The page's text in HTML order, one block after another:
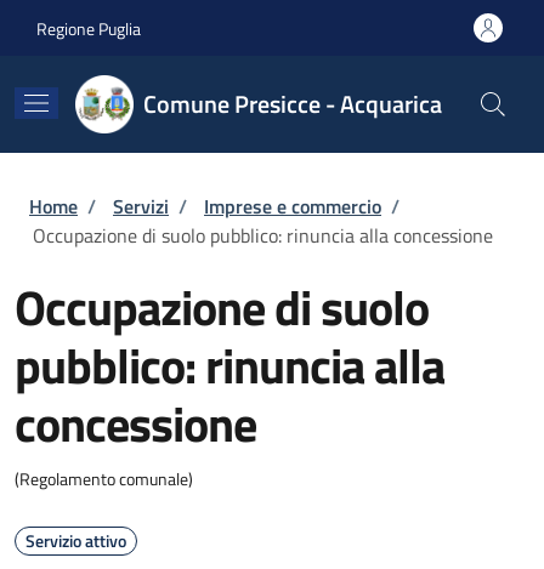
Regione Puglia
Comune Presicce - Acquarica
Briciole di pane
Home / Servizi / Imprese e commercio /
Occupazione di suolo pubblico: rinuncia alla concessione
Occupazione di suolo
pubblico: rinuncia alla
concessione
(Regolamento comunale)
Servizio attivo